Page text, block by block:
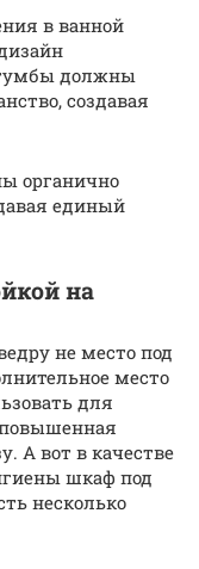
в ванной
должны
создавая
органично
единый
на
не место под
место
для
А вот в качестве
шкаф под
несколько